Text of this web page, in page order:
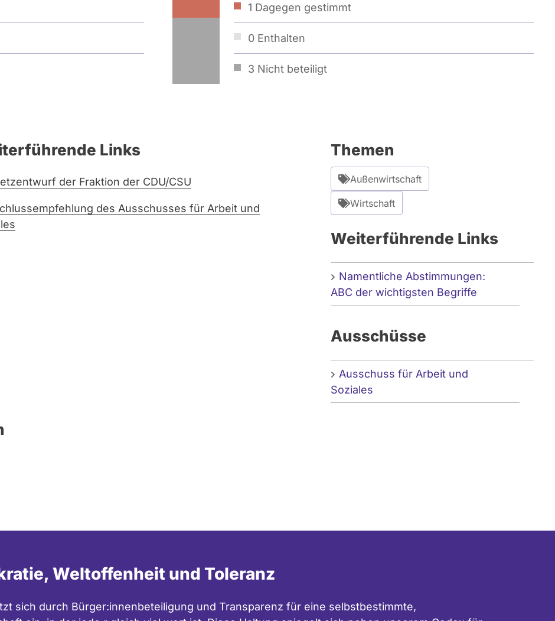
1 Dagegen gestimmt
0 Enthalten
3 Nicht beteiligt
Links
der Fraktion der CDU/CSU
des Ausschusses für Arbeit und
Themen
Außenwirtschaft
Wirtschaft
Weiterführende Links
Namentliche Abstimmungen:
ABC der wichtigsten Begriffe
Ausschüsse
Ausschuss für Arbeit und
Soziales
Weltoffenheit und Toleranz
sich durch Bürger:innenbeteiligung und Transparenz für eine selbstbestimmte,